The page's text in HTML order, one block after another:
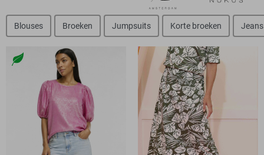
Blouses Broeken Jumpsuits Korte broeken Jeans